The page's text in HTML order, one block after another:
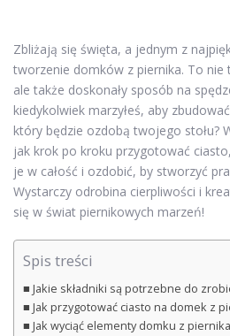
Zbliżają się święta, a jednym z
tworzenie domków z piernika. To nie
ale także doskonały sposób na
kiedykolwiek marzyłeś, aby
który będzie ozdobą twojego stołu?
jak krok po kroku przygotować
je w całość i ozdobić, by stworzyć
Wystarczy odrobina cierpliwości i
się w świat piernikowych marzeń!
Spis treści
Jakie składniki są potrzebne do
Jak przygotować ciasto na domek z
Jak wyciąć elementy domku z